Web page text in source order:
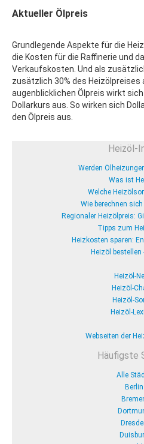
Aktueller Ölpreis
Grundlegende Aspekte für die
die Kosten für die Raffinerie und
Verkaufskosten. Und als
zusätzlich 30% des Heizölpreises
augenblicklichen Ölpreis wirkt
Dollarkurs aus. So wirken sich
den Ölpreis aus.
Heizöl-
Werden
Was ist
Welche
Wie berechnen
Regionaler Heizölpreis:
Tipps zum
Heizkosten sparen:
Heizöl bestellen
Heizöl-
Heizöl-
Heizöl-
Heizöl-
Webseiten der
Häufigste
Alle
Berlin